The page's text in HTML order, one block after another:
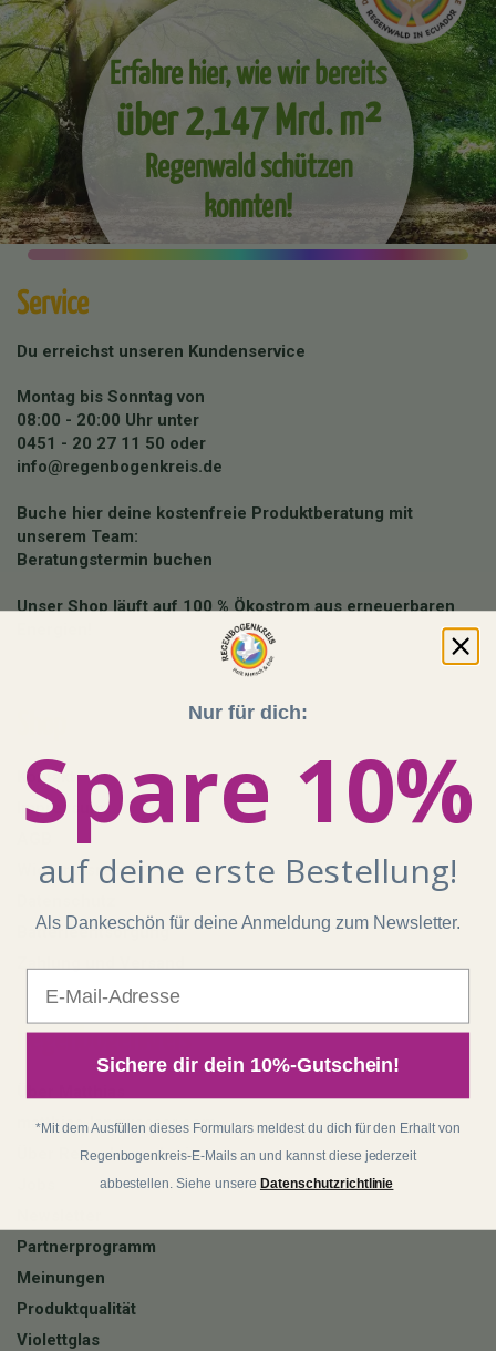
Erfahre hier, wie wir bereits
über 2,147 Mrd. m²
Regenwald schützen
konnten!
Service
Du erreichst unseren Kundenservice
Montag bis Sonntag von
08:00 - 20:00 Uhr unter
0451 - 20 27 11 50 oder
info@regenbogenkreis.de
Buche hier deine kostenfreie Produktberatung mit
unserem Team:
Beratungstermin buchen
Unser Shop läuft auf 100 % Ökostrom aus erneuerbaren
Kontakt
Impressum
Widerrufsrecht
Batterieentsorgung
Regenbogenkreis
matthias-langwasser.com
Über Regenbogenkreis
Partnerprogramm
Meinungen
Produktqualität
Violettglas
Nur für dich:
Spare 10%
auf deine erste Bestellung!
Als Dankeschön für deine Anmeldung zum Newsletter.
Sichere dir dein 10%-Gutschein!
*Mit dem Ausfüllen dieses Formulars meldest du dich für den Erhalt von
Regenbogenkreis-E-Mails an und kannst diese jederzeit
abbestellen. Siehe unsere Datenschutzrichtlinie